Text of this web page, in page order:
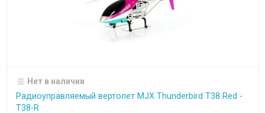
Нет в наличии
Радиоуправляемый вертолет MJX Thunderbird T38 Red -
T38-R